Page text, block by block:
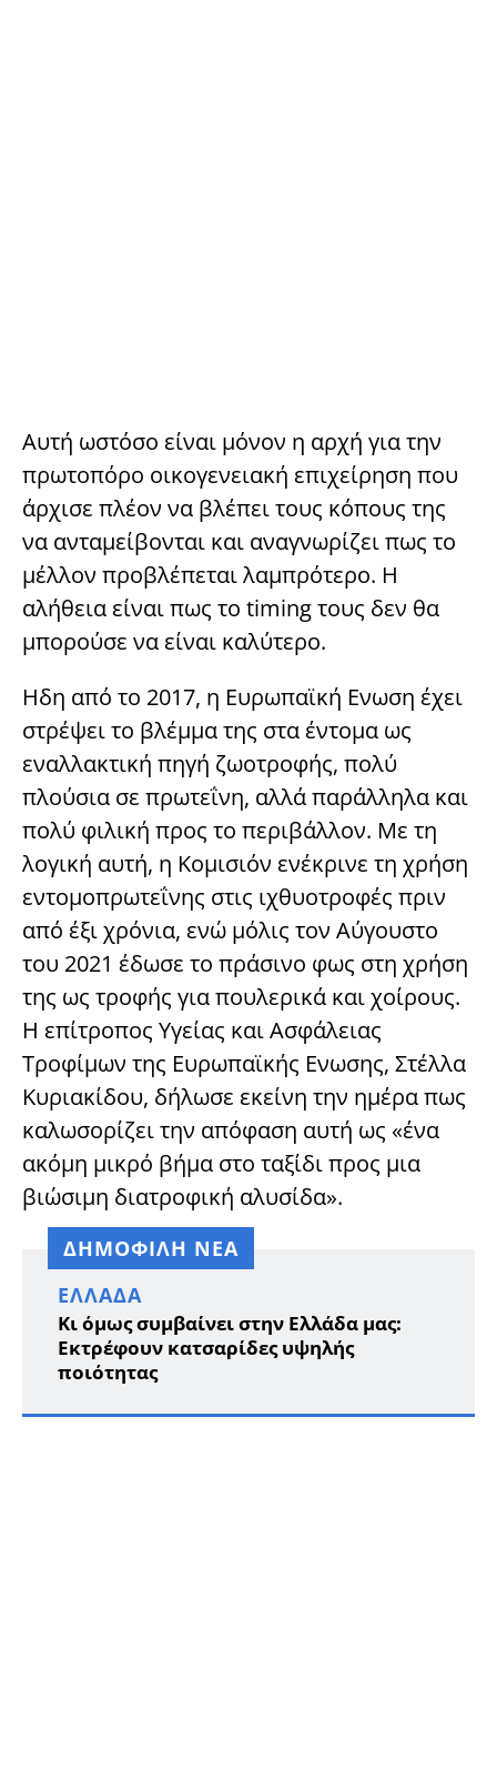
Αυτή ωστόσο είναι μόνον η αρχή για την
πρωτοπόρο οικογενειακή επιχείρηση που
άρχισε πλέον να βλέπει τους κόπους της
να ανταμείβονται και αναγνωρίζει πως το
μέλλον προβλέπεται λαμπρότερο. Η
αλήθεια είναι πως το timing τους δεν θα
μπορούσε να είναι καλύτερο.
Ηδη από το 2017, η Ευρωπαϊκή Ενωση έχει
στρέψει το βλέμμα της στα έντομα ως
εναλλακτική πηγή ζωοτροφής, πολύ
πλούσια σε πρωτεΐνη, αλλά παράλληλα και
πολύ φιλική προς το περιβάλλον. Με τη
λογική αυτή, η Κομισιόν ενέκρινε τη χρήση
εντομοπρωτεΐνης στις ιχθυοτροφές πριν
από έξι χρόνια, ενώ μόλις τον Αύγουστο
του 2021 έδωσε το πράσινο φως στη χρήση
της ως τροφής για πουλερικά και χοίρους.
Η επίτροπος Υγείας και Ασφάλειας
Τροφίμων της Ευρωπαϊκής Ενωσης, Στέλλα
Κυριακίδου, δήλωσε εκείνη την ημέρα πως
καλωσορίζει την απόφαση αυτή ως «ένα
ακόμη μικρό βήμα στο ταξίδι προς μια
βιώσιμη διατροφική αλυσίδα».
ΔΗΜΟΦΙΛΗ ΝΕΑ
ΕΛΛΆΔΑ
Κι όμως συμβαίνει στην Ελλάδα μας:
Εκτρέφουν κατσαρίδες υψηλής
ποιότητας